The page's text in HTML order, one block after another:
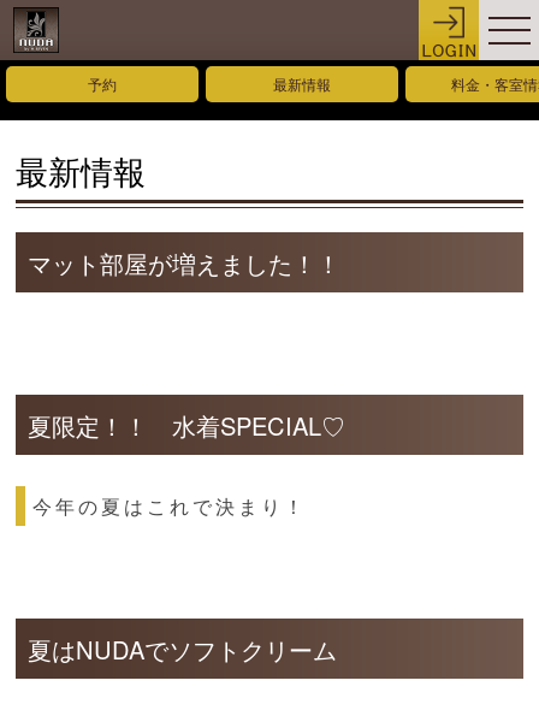
予約 最新情報 料金・客室
最新情報
マット部屋が増えました！！
夏限定！！ 水着SPECIAL♡
今年の夏はこれで決まり！
夏はNUDAでソフトクリーム